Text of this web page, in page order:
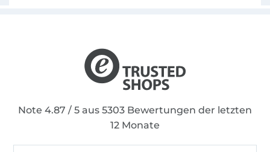
Note 4.87 / 5 aus 5303 Bewertungen der letzten
12 Monate